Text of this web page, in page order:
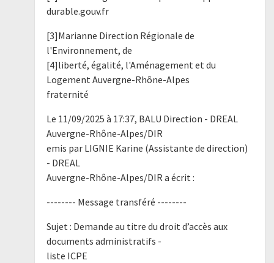
durable.gouv.fr
[3]Marianne Direction Régionale de
l'Environnement, de
[4]liberté, égalité, l'Aménagement et du
Logement Auvergne-Rhône-Alpes
fraternité
Le 11/09/2025 à 17:37, BALU Direction - DREAL
Auvergne-Rhône-Alpes/DIR
emis par LIGNIE Karine (Assistante de direction)
- DREAL
Auvergne-Rhône-Alpes/DIR a écrit :
-------- Message transféré --------
Sujet : Demande au titre du droit d’accès aux
documents administratifs -
liste ICPE